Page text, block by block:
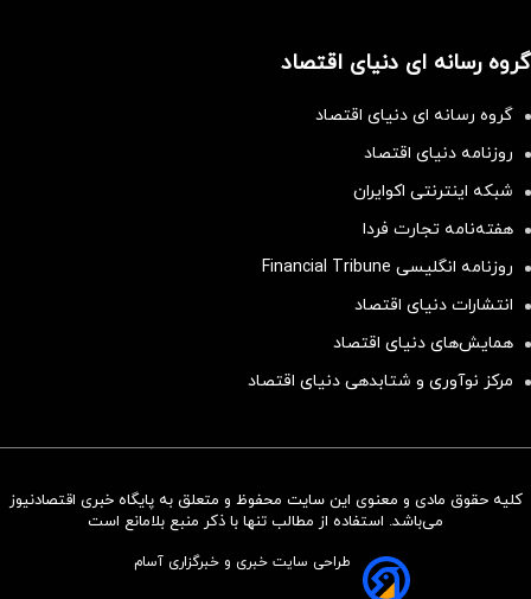
سرمایه‌گذاری همسنگ با شاخص
گروه رسانه ای دنیای اقتصاد
گروه رسانه ای دنیای اقتصاد
روزنامه دنیای اقتصاد
شبکه اینترنتی اکوایران
هفته‌نامه تجارت فردا
روزنامه انگلیسی Financial Tribune
انتشارات دنیای اقتصاد
همایش‌های دنیای اقتصاد
مرکز نوآوری و شتابدهی دنیای اقتصاد
کلیه حقوق مادی و معنوی این سایت محفوظ و متعلق به پایگاه خبری اقتصادنیوز
می‌باشد. استفاده از مطالب تنها با ذکر منبع بلامانع است
طراحی سایت خبری و خبرگزاری آسام